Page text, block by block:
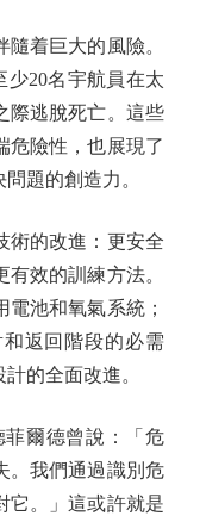
着巨大的風險。
少20名宇航員在太
際逃脫死亡。這些
危險性，也展現了
題的創造力。
的改進：更安全
效的訓練方法。
池和氧氣系統；
返回階段的必需
的全面改進。
爾德曾說：「危
。我們通過識別危
它。」這或許就是